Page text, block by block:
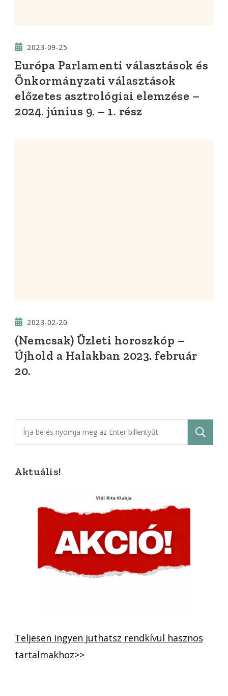
2023-09-25
Európa Parlamenti választások és
Önkormányzati választások
előzetes asztrológiai elemzése –
2024. június 9. – 1. rész
2023-02-20
(Nemcsak) Üzleti horoszkóp –
Újhold a Halakban 2023. február
20.
Keresés:
Aktuális!
Teljesen ingyen juthatsz rendkívül hasznos
tartalmakhoz>>